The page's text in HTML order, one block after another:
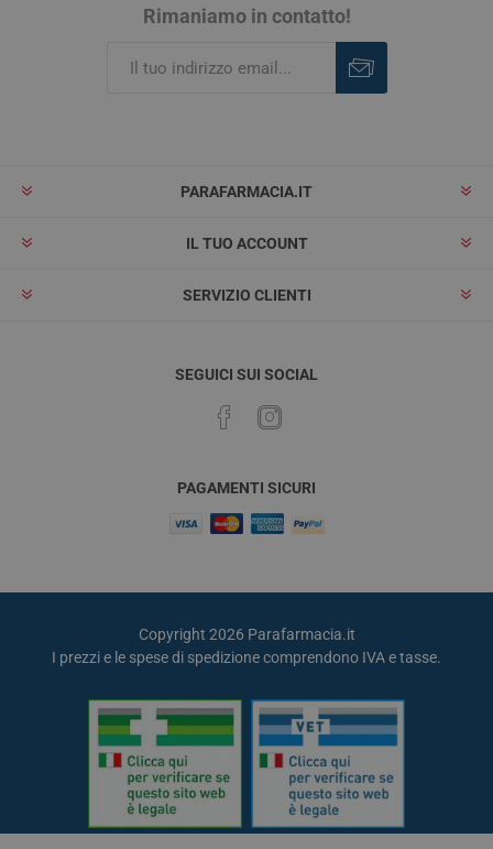
Rimaniamo in contatto!
PARAFARMACIA.IT
IL TUO ACCOUNT
SERVIZIO CLIENTI
SEGUICI SUI SOCIAL
PAGAMENTI SICURI
Copyright 2026 Parafarmacia.it
I prezzi e le spese di spedizione comprendono IVA e tasse.